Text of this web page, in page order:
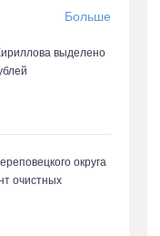
Больше
выделено
округа
очистных